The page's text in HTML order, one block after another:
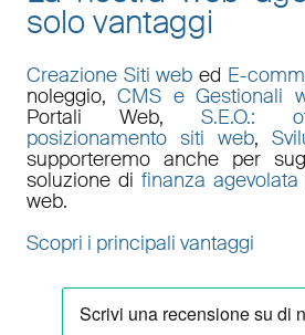
solo vantaggi
Creazione Siti web ed E-
noleggio,CMS e Gestionali
Portali Web,S.E.O.:
posizionamento siti web,
supporteremo anche per
soluzione difinanza agevolata
web.
Scopri i principali vantaggi